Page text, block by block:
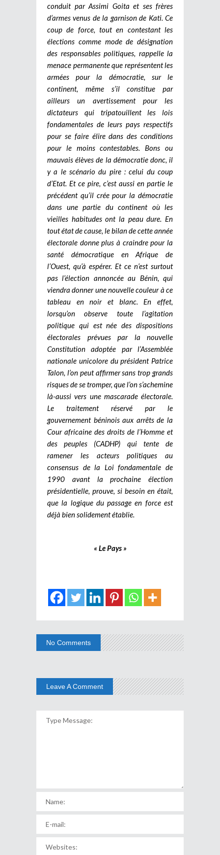
conduit par Assimi Goita et ses frères
d’armes venus de la garnison de Kati. Ce
coup de force, tout en contestant les
élections comme mode de désignation
des responsables politiques, rappelle la
menace permanente que représentent les
armées pour la démocratie, sur le
continent, même s’il constitue par
ailleurs un avertissement pour les
dictateurs qui tripatouillent les lois
fondamentales de leurs pays respectifs
pour se faire élire dans des conditions
pour le moins contestables. Bons ou
mauvais élèves de la démocratie donc, il
y a le scénario du pire : celui du coup
d’Etat. Et ce pire, c’est aussi en partie le
précédent qu’il crée pour la démocratie
dans une partie du continent où les
vieilles habitudes ont la peau dure. En
tout état de cause, le bilan de cette année
électorale donne plus à craindre pour la
santé démocratique en Afrique de
l’Ouest, qu’à espérer. Et ce n’est surtout
pas l’élection annoncée au Bénin, qui
viendra donner une nouvelle couleur à ce
tableau en noir et blanc. En effet,
lorsqu’on observe toute l’agitation
politique qui est née des dispositions
électorales prévues par la nouvelle
Constitution adoptée par l’Assemblée
nationale unicolore du président Patrice
Talon, l’on peut affirmer sans trop grands
risques de se tromper, que l’on s’achemine
là-aussi vers une mascarade électorale.
Le traitement réservé par le
gouvernement béninois aux arrêts de la
Cour africaine des droits de l’Homme et
des peuples (CADHP) qui tente de
ramener les acteurs politiques au
consensus de la Loi fondamentale de
1990 avant la prochaine élection
présidentielle, prouve, si besoin en était,
que la logique du passage en force est
déjà bien solidement établie.
« Le Pays »
No Comments
Leave A Comment